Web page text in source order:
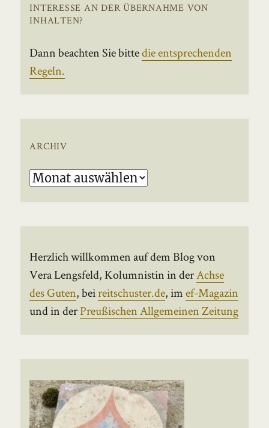
INTERESSE AN DER ÜBERNAHME VON
INHALTEN?
Dann beachten Sie bittedie entsprechenden
Regeln.
ARCHIV
Archiv
Herzlich willkommen auf dem Blog von
Vera Lengsfeld, Kolumnistin in derAchse
des Guten, beireitschuster.de, imef-Magazin
und in derPreußischen Allgemeinen Zeitung